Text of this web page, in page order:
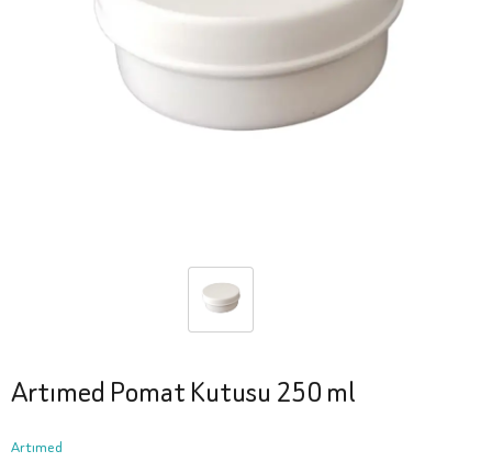
Artımed Pomat Kutusu 250 ml
Artımed